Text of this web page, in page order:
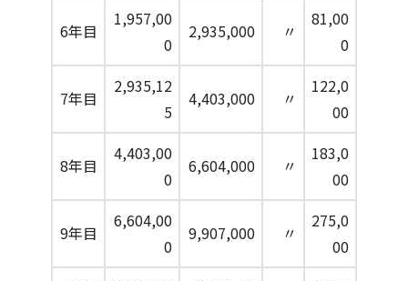
6年目
1,957,00
0
2,935,000 〃
81,00
0
7年目
2,935,12
5
4,403,000 〃
122,0
00
8年目
4,403,00
0
6,604,000 〃
183,0
00
9年目
6,604,00
0
9,907,000 〃
275,0
00